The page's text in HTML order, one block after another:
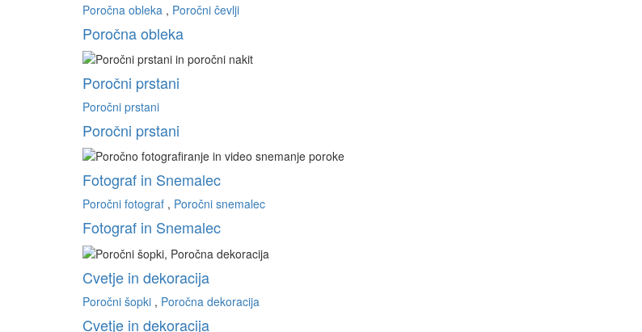
Poročna obleka , Poročni čevlji
Poročna obleka
Poročni prstani
Poročni prstani
Poročni prstani
Fotograf in Snemalec
Poročni fotograf , Poročni snemalec
Fotograf in Snemalec
Cvetje in dekoracija
Poročni šopki , Poročna dekoracija
Cvetje in dekoracija